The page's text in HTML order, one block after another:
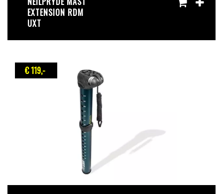
EXTENSION RDM
UXT
€ 119,-